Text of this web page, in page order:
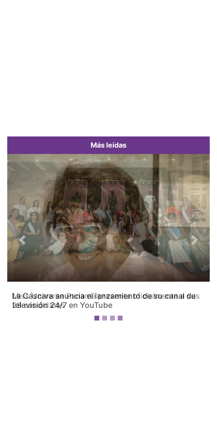
Más leídas
Miss Universe Panamá presenta oficialmente a sus
28 candidatas
Previous Next